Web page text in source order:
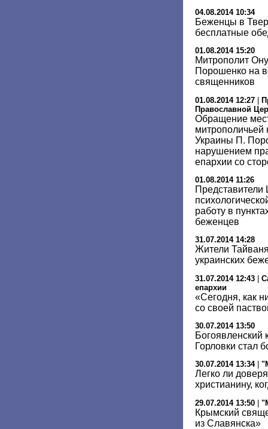
04.08.2014 10:34
Беженцы в
бесплатные
01.08.2014 15:20
Митрополит
Порошенко на
священников
01.08.2014 12:27 |
Православной
Обращение
митрополичьей
Украины П.
нарушением
епархии со
01.08.2014 11:26
работу в
беженцев
31.07.2014 14:28
Жители
украинских
31.07.2014 12:43 |
епархии
«Сегодня, как
со своей
30.07.2014 13:50
Горловки стал
30.07.2014 13:34|
Легко ли
христианину,
29.07.2014 13:50 |
Крымский
из Славянска»